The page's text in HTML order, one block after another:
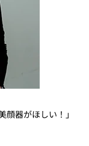
顔器がほしい！」